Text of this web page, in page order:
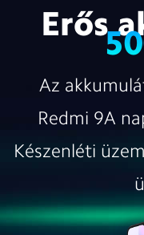
Erős
Az
Redmi 9A
Készenléti